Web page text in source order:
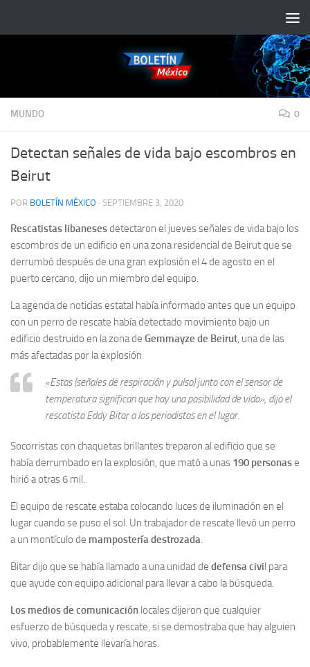
MUNDO 0
Detectan señales de vida bajo escombros en
Beirut
POR BOLETÍN MÉXICO · SEPTIEMBRE 3, 2020
Rescatistas libanesesdetectaron el jueves señales de vida bajo los
escombros de un edificio en una zona residencial de Beirut que se
derrumbó después de una gran explosión el 4 de agosto en el
puerto cercano, dijo un miembro del equipo.
La agencia de noticias estatal había informado antes que un equipo
con un perro de rescate había detectado movimiento bajo un
edificio destruido en la zona de Gemmayze de Beirut, una de las
más afectadas por la explosión.
«Estas (señales de respiración y pulso) junto con el sensor de
temperatura significan que hay una posibilidad de vida», dijo el
rescatista Eddy Bitar a los periodistas en el lugar.
Socorristas con chaquetas brillantes treparon al edificio que se
había derrumbado en la explosión, que mató a unas 190 personase
hirió a otras 6 mil.
El equipo de rescate estaba colocando luces de iluminación en el
lugar cuando se puso el sol. Un trabajador de rescate llevó un perro
a un montículo de mampostería destrozada.
Bitar dijo que se había llamado a una unidad de defensa civil para
que ayude con equipo adicional para llevar a cabo la búsqueda.
Los medios de comunicación locales dijeron que cualquier
esfuerzo de búsqueda y rescate, si se demostraba que hay alguien
vivo, probablemente llevaría horas.